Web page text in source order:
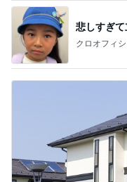
悲しすぎて
クロオフィ